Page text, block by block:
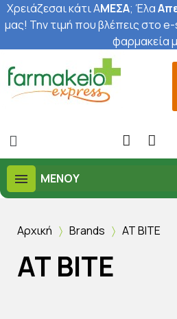
Χρειάζεσαι κάτι ΑΜΕΣΑ; Έλα
μας! Την τιμή που βλέπεις στο
φαρμακεία
ΜΕΝΟΎ
Αρχική Brands AT BITE
AT BITE